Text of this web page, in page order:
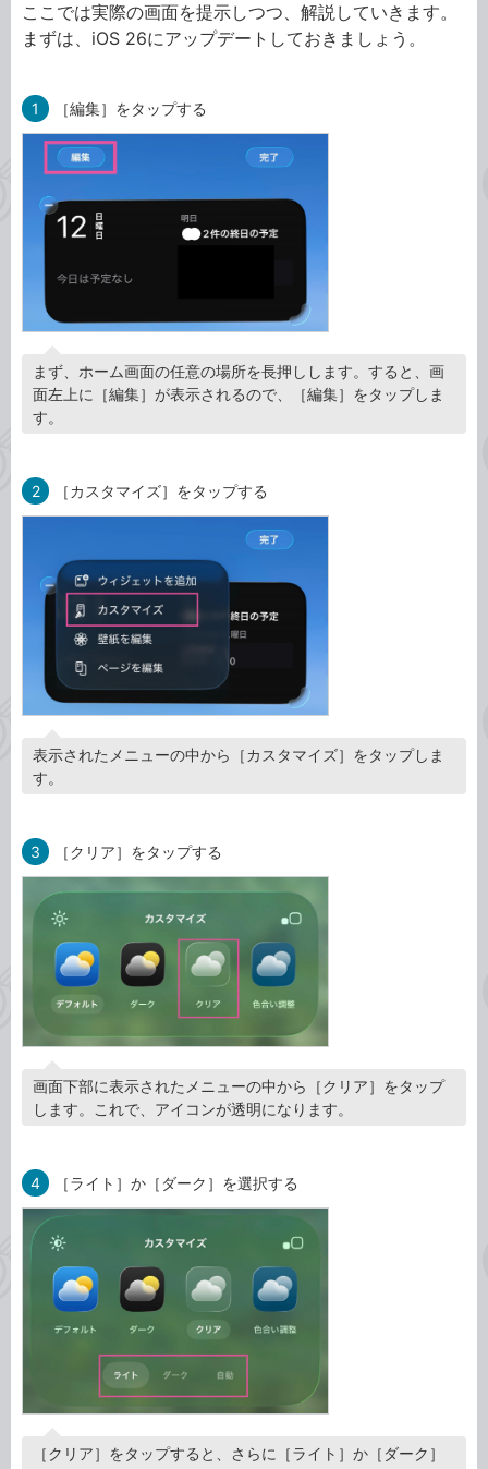
ここでは実際の画面を提示しつつ、解説していきます。
まずは、iOS 26にアップデートしておきましょう。
1 ［編集］をタップする
まず、ホーム画面の任意の場所を長押しします。すると、画
面左上に［編集］が表示されるので、［編集］をタップしま
す。
2 ［カスタマイズ］をタップする
表示されたメニューの中から［カスタマイズ］をタップしま
す。
3 ［クリア］をタップする
画面下部に表示されたメニューの中から［クリア］をタップ
します。これで、アイコンが透明になります。
4 ［ライト］か［ダーク］を選択する
［クリア］をタップすると、さらに［ライト］か［ダーク］